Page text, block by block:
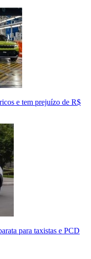
e tem prejuízo de R$
para taxistas e PCD